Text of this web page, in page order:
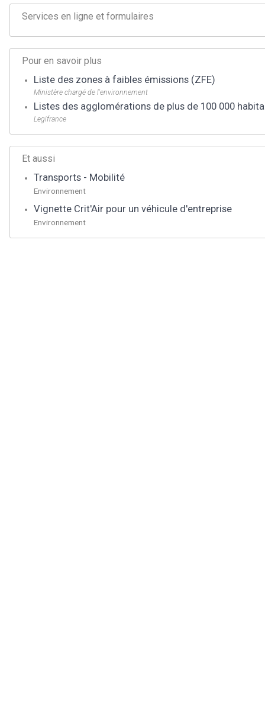
Services en ligne et formulaires
Pour en savoir plus
Liste des zones à faibles émissions (ZFE)
Ministère chargé de l'environnement
Listes des agglomérations de plus de 100 000
Legifrance
Et aussi
Transports - Mobilité
Environnement
Vignette Crit'Air pour un véhicule d'entreprise
Environnement